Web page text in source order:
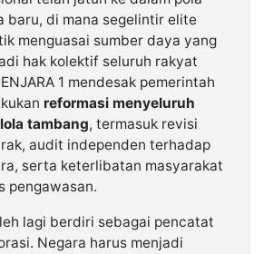
baru, di mana segelintir elite
menguasai sumber daya yang
hak kolektif seluruh rakyat
1 mendesak pemerintah
reformasi menyeluruh
tambang, termasuk revisi
audit independen terhadap
serta keterlibatan masyarakat
pengawasan.
lagi berdiri sebagai pencatat
Negara harus menjadi